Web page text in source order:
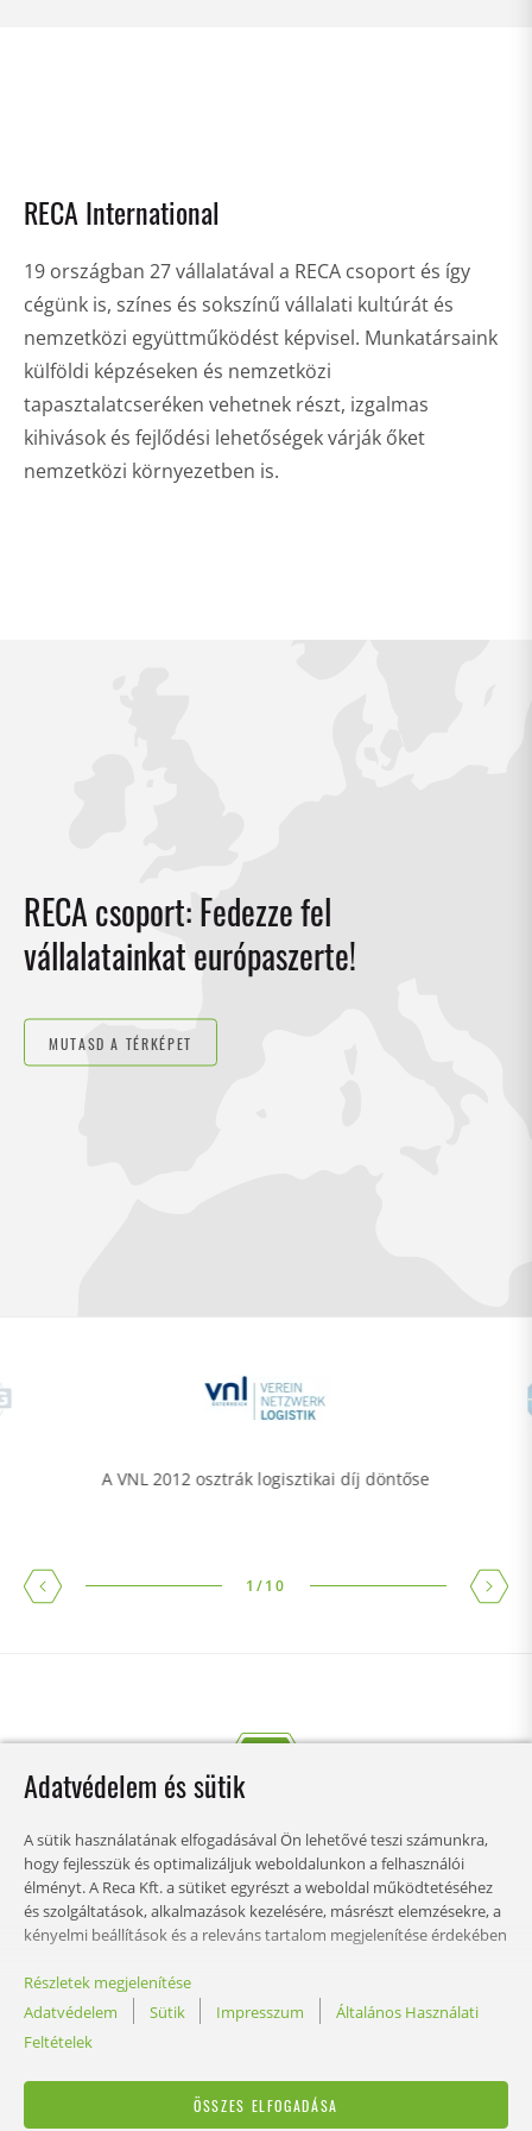
RECA International
19 országban 27 vállalatával a RECA csoport és így
cégünk is, színes és sokszínű vállalati kultúrát és
nemzetközi együttműködést képvisel. Munkatársaink
külföldi képzéseken és nemzetközi
tapasztalatcseréken vehetnek részt, izgalmas
kihivások és fejlődési lehetőségek várják őket
nemzetközi környezetben is.
RECA csoport: Fedezze fel
vállalatainkat európaszerte!
MUTASD A TÉRKÉPET
A VNL 2012 osztrák logisztikai díj döntőse
1 /10
TARTALOM
Adatvédelem és sütik
A sütik használatának elfogadásával Ön lehetővé teszi számunkra,
hogy fejlesszük és optimalizáljuk weboldalunkon a felhasználói
élményt. A Reca Kft. a sütiket egyrészt a weboldal működtetéséhez
és szolgáltatások, alkalmazások kezelésére, másrészt elemzésekre, a
kényelmi beállítások és a releváns tartalom megjelenítése érdekében
engedélyezni a sütik használatát és személyre szabhatja az adat
felhasználási beállításokat. A beállításokat bármikor igény szerint
Részletek megjelenítése
Adatvédelem
Sütik Impresszum
Általános Használati
Feltételek
ÖSSZES ELFOGADÁSA